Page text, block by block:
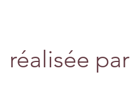
par